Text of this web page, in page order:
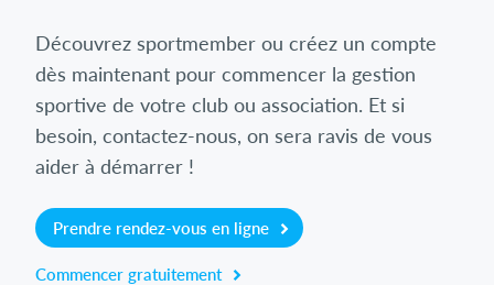
Découvrez sportmember ou créez un compte
dès maintenant pour commencer la gestion
sportive de votre club ou association. Et si
besoin, contactez-nous, on sera ravis de vous
aider à démarrer !
Prendre rendez-vous en ligne
Commencer gratuitement